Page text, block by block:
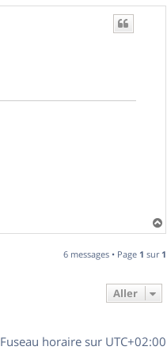
a
t
6 messages • Page 1 sur 1
Aller
Fuseau horaire sur UTC+02:00